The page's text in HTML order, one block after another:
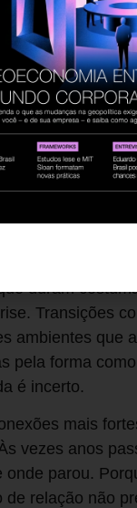
percebo isso
intenção
e muito
em torno da
parece sutil.
até você.
duram
Transições
ambientes que
pela forma
é incerto.
mais
vezes anos
onde parou.
de relação não